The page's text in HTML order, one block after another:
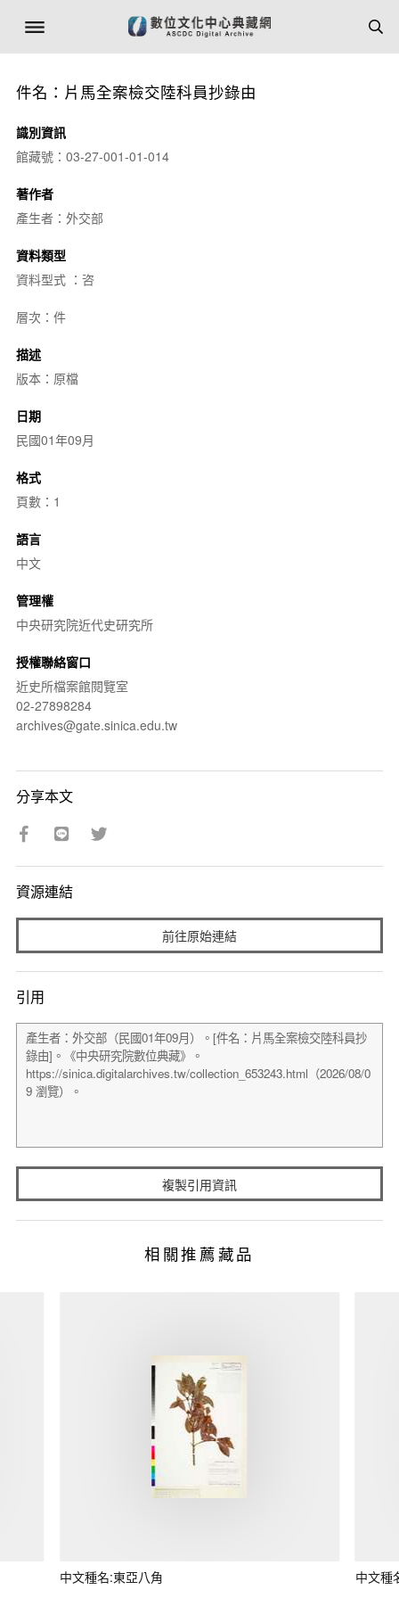
件名：片馬全案檢交陸科員抄錄由
識別資訊
館藏號：03-27-001-01-014
著作者
產生者：外交部
資料類型
資料型式 ：咨
層次：件
描述
版本：原檔
日期
民國01年09月
格式
頁數：1
語言
中文
管理權
中央研究院近代史研究所
授權聯絡窗口
近史所檔案館閱覽室
02-27898284
archives@gate.sinica.edu.tw
分享本文
資源連結
前往原始連結
引用
複製引用資訊
相關推薦藏品
中文種名:東亞八角 中文種